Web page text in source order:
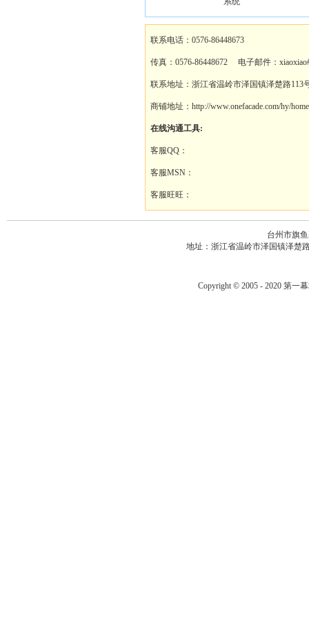
联系电话：0576-86448673
传真：0576-86448672 电子邮件：
联系地址：浙江省温岭市泽国镇泽楚路113
商铺地址：http://www.onefacade.com/hy/
在线沟通工具:
客服QQ：
客服MSN：
客服旺旺：
台州市旗
地址：浙江省温岭市泽国镇泽楚
Copyright © 2005 - 2020 第一